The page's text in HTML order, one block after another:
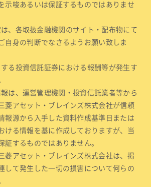
示唆あるいは保証するものではありませ
、各取扱金融機関のサイト・配布物にて
自身の判断でなさるようお願い致しま
る投資信託証券における報酬等が発生す
は、運営管理機関・投資信託業者等から
菱アセット・ブレインズ株式会社が信頼
報源から入手した資料作成基準日または
ける情報を基に作成しておりますが、当
証するものではありません。
菱アセット・ブレインズ株式会社は、掲
して発生した一切の損害について何らの